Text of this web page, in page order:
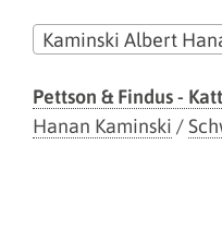
Kaminski Albert
Pettson & Findus -
Hanan Kaminski /